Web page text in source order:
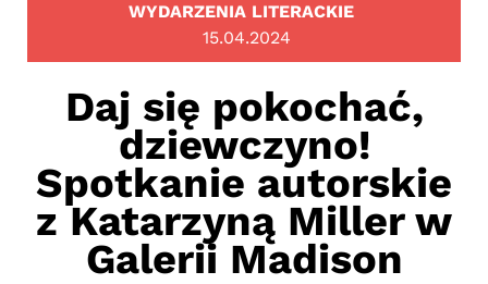
WYDARZENIA LITERACKIE
15.04.2024
Daj się pokochać,
dziewczyno!
Spotkanie autorskie
z Katarzyną Miller w
Galerii Madison